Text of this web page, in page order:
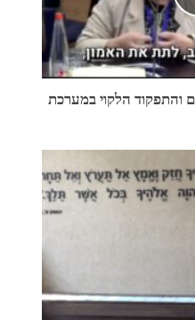
והתפקוד הלקוי במערכת